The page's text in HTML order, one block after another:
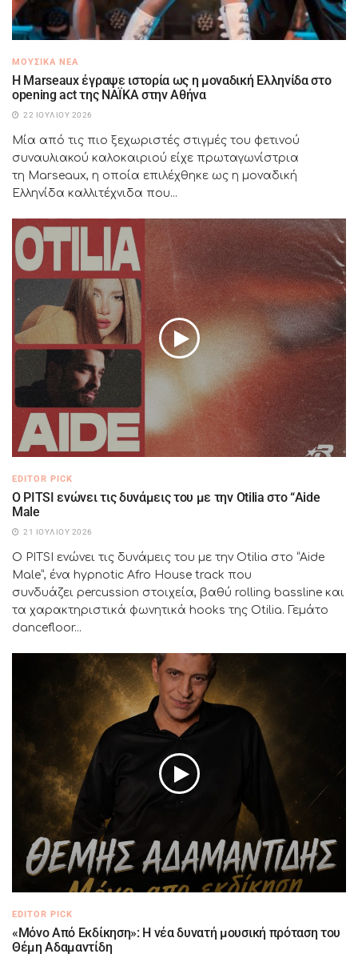
ΜΟΥΣΙΚΆ ΝΈΑ
H Marseaux έγραψε ιστορία ως η μοναδική Ελληνίδα στο
opening act της NAÏKA στην Αθήνα
22 ΙΟΥΛΊΟΥ 2026
Μία από τις πιο ξεχωριστές στιγμές του φετινού
συναυλιακού καλοκαιριού είχε πρωταγωνίστρια
τη Marseaux, η οποία επιλέχθηκε ως η μοναδική
Ελληνίδα καλλιτέχνιδα που...
EDITOR PICK
Ο PITSI ενώνει τις δυνάμεις του με την Otilia στο “Aide
Male
21 ΙΟΥΛΊΟΥ 2026
Ο PITSI ενώνει τις δυνάμεις του με την Otilia στο “Aide
Male”, ένα hypnotic Afro House track που
συνδυάζει percussion στοιχεία, βαθύ rolling bassline και
τα χαρακτηριστικά φωνητικά hooks της Otilia. Γεμάτο
dancefloor...
EDITOR PICK
«Μόνο Από Εκδίκηση»: Η νέα δυνατή μουσική πρόταση του
Θέμη Αδαμαντίδη